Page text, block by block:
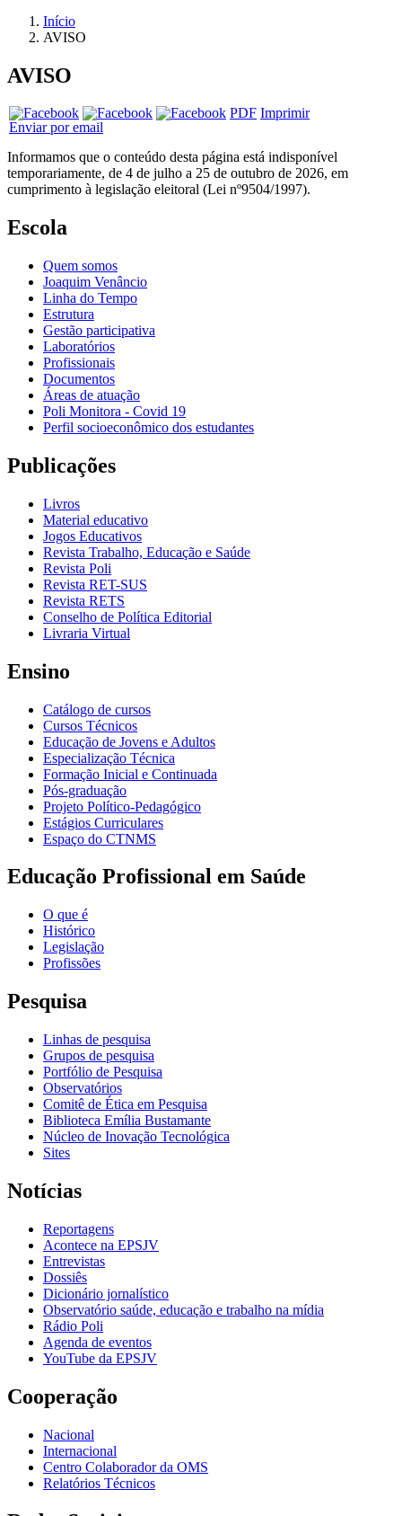
Início
AVISO
AVISO
PDF Imprimir
Enviar por email
Informamos que o conteúdo desta página está indisponível
temporariamente, de 4 de julho a 25 de outubro de 2026, em
cumprimento à legislação eleitoral (Lei nº9504/1997).
Escola
Quem somos
Joaquim Venâncio
Linha do Tempo
Estrutura
Gestão participativa
Laboratórios
Profissionais
Documentos
Áreas de atuação
Poli Monitora - Covid 19
Perfil socioeconômico dos estudantes
Publicações
Livros
Material educativo
Jogos Educativos
Revista Trabalho, Educação e Saúde
Revista Poli
Revista RET-SUS
Revista RETS
Conselho de Política Editorial
Livraria Virtual
Ensino
Catálogo de cursos
Cursos Técnicos
Educação de Jovens e Adultos
Especialização Técnica
Formação Inicial e Continuada
Pós-graduação
Projeto Político-Pedagógico
Estágios Curriculares
Espaço do CTNMS
Educação Profissional em Saúde
O que é
Histórico
Legislação
Profissões
Pesquisa
Linhas de pesquisa
Grupos de pesquisa
Portfólio de Pesquisa
Observatórios
Comitê de Ética em Pesquisa
Biblioteca Emília Bustamante
Núcleo de Inovação Tecnológica
Sites
Notícias
Reportagens
Acontece na EPSJV
Entrevistas
Dossiês
Dicionário jornalístico
Observatório saúde, educação e trabalho na mídia
Rádio Poli
Agenda de eventos
YouTube da EPSJV
Cooperação
Nacional
Internacional
Centro Colaborador da OMS
Relatórios Técnicos